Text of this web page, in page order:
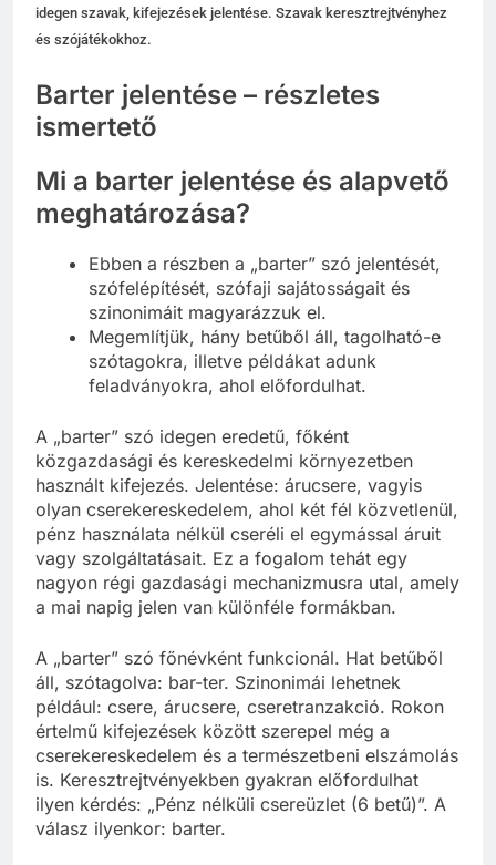
idegen szavak, kifejezések jelentése. Szavak keresztrejtvényhez
és szójátékokhoz.
Barter jelentése – részletes
ismertető
Mi a barter jelentése és alapvető
meghatározása?
Ebben a részben a „barter” szó jelentését,
szófelépítését, szófaji sajátosságait és
szinonimáit magyarázzuk el.
Megemlítjük, hány betűből áll, tagolható-e
szótagokra, illetve példákat adunk
feladványokra, ahol előfordulhat.
A „barter” szó idegen eredetű, főként
közgazdasági és kereskedelmi környezetben
használt kifejezés. Jelentése: árucsere, vagyis
olyan cserekereskedelem, ahol két fél közvetlenül,
pénz használata nélkül cseréli el egymással áruit
vagy szolgáltatásait. Ez a fogalom tehát egy
nagyon régi gazdasági mechanizmusra utal, amely
a mai napig jelen van különféle formákban.
A „barter” szó főnévként funkcionál. Hat betűből
áll, szótagolva: bar-ter. Szinonimái lehetnek
például: csere, árucsere, cseretranzakció. Rokon
értelmű kifejezések között szerepel még a
cserekereskedelem és a természetbeni elszámolás
is. Keresztrejtvényekben gyakran előfordulhat
ilyen kérdés: „Pénz nélküli csereüzlet (6 betű)”. A
válasz ilyenkor: barter.